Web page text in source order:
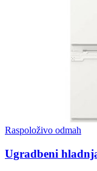
Raspoloživo odmah
Ugradbeni